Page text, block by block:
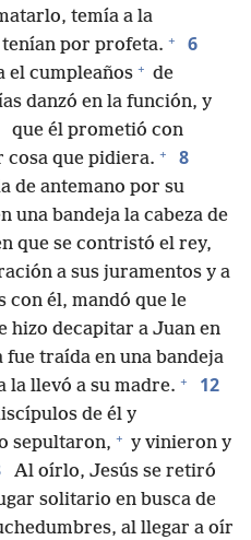
temía a la
por profeta. + 6
el cumpleaños + de
danzó en la función, y
que él prometió con
que pidiera. + 8
de antemano por su
una bandeja la cabeza de
que se contristó el rey,
a sus juramentos y a
con él, mandó que le
hizo decapitar a Juan en
fue traída en una bandeja
la llevó a su madre. + 12
de él y
sepultaron, + y vinieron y
Al oírlo, Jesús se retiró
solitario en busca de
al llegar a oír